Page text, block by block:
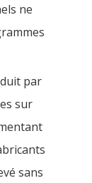
ne
par
sur
sans